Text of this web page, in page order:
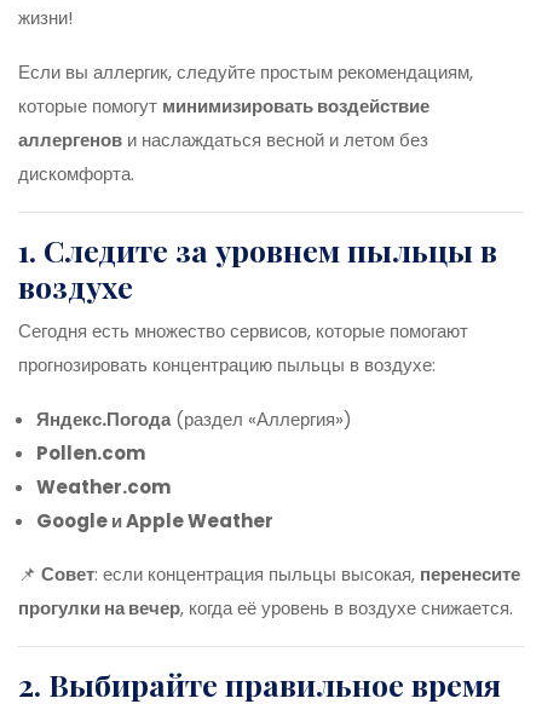
жизни!
Если вы аллергик, следуйте простым рекомендациям,
которые помогут минимизировать воздействие
аллергенов и наслаждаться весной и летом без
дискомфорта.
1. Следите за уровнем пыльцы в
воздухе
Сегодня есть множество сервисов, которые помогают
прогнозировать концентрацию пыльцы в воздухе:
Яндекс.Погода(раздел «Аллергия»)
Pollen.com
Weather.com
Google и Apple Weather
📌 Совет: если концентрация пыльцы высокая, перенесите
прогулки на вечер, когда её уровень в воздухе снижается.
2. Выбирайте правильное время